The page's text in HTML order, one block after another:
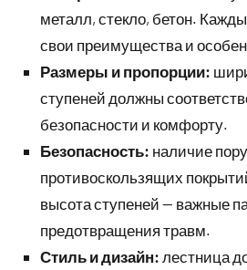
металл, стекло, бетон.
свои преимущества и
Размеры и пропорции:
ступеней должны
безопасности и комфорту.
Безопасность: наличие
противоскользящих
высота ступеней — важные
предотвращения травм.
Стиль и дизайн: лестница